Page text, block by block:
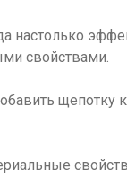
настолько
свойствами.
щепотку к